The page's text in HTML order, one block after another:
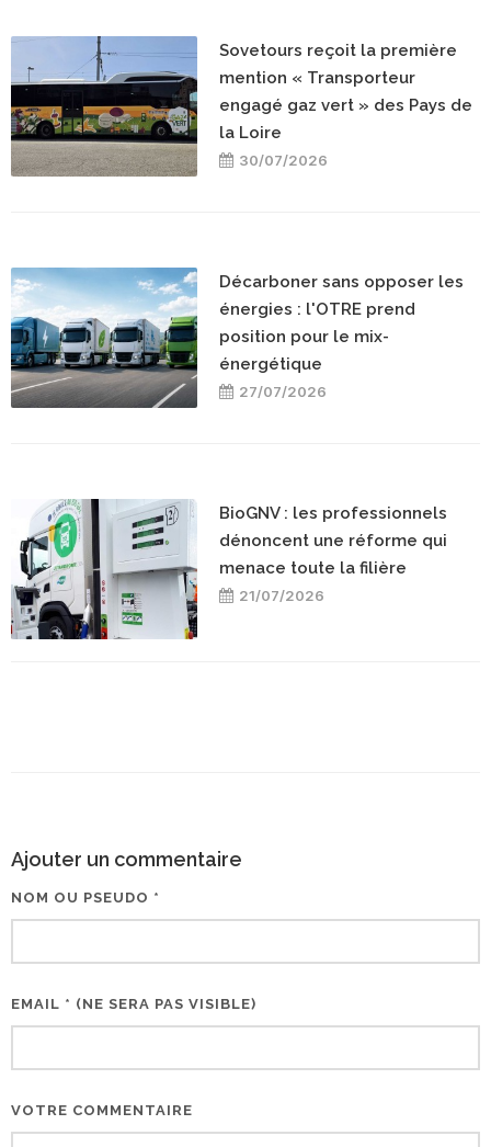
Sovetours reçoit la première
mention « Transporteur
engagé gaz vert » des Pays de
la Loire
30/07/2026
Décarboner sans opposer les
énergies : l'OTRE prend
position pour le mix-
énergétique
27/07/2026
BioGNV : les professionnels
dénoncent une réforme qui
menace toute la filière
21/07/2026
Ajouter un commentaire
NOM OU PSEUDO *
EMAIL * (NE SERA PAS VISIBLE)
VOTRE COMMENTAIRE